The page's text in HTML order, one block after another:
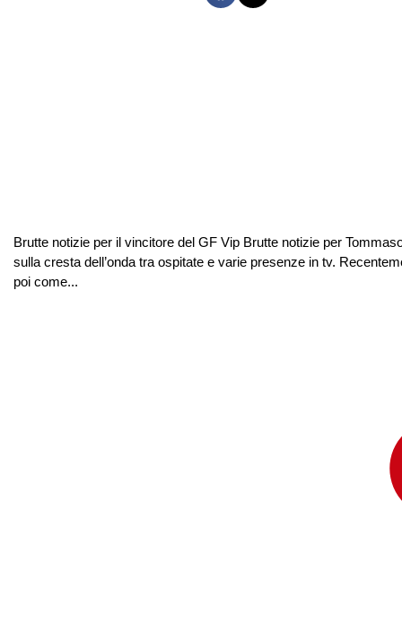
Brutte notizie per il vincitore del GF Vip Brutte notizie per
sulla cresta dell’onda tra ospitate e varie presenze in tv.
poi come...